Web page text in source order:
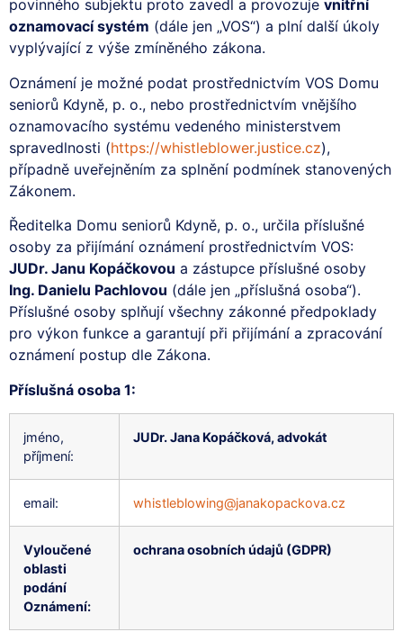
povinného subjektu proto zavedl a provozuje vnitřní
oznamovací systém (dále jen „VOS“) a plní další úkoly
vyplývající z výše zmíněného zákona.
Oznámení je možné podat prostřednictvím VOS Domu
seniorů Kdyně, p. o., nebo prostřednictvím vnějšího
oznamovacího systému vedeného ministerstvem
spravedlnosti (https://whistleblower.justice.cz),
případně uveřejněním za splnění podmínek stanovených
Zákonem.
Ředitelka Domu seniorů Kdyně, p. o., určila příslušné
osoby za přijímání oznámení prostřednictvím VOS:
JUDr. Janu Kopáčkovou a zástupce příslušné osoby
Ing. Danielu Pachlovou (dále jen „příslušná osoba“).
Příslušné osoby splňují všechny zákonné předpoklady
pro výkon funkce a garantují při přijímání a zpracování
oznámení postup dle Zákona.
Příslušná osoba 1:
jméno,
příjmení:
JUDr. Jana Kopáčková, advokát
email: whistleblowing@janakopackova.cz
Vyloučené
oblasti
podání
Oznámení:
ochrana osobních údajů (GDPR)